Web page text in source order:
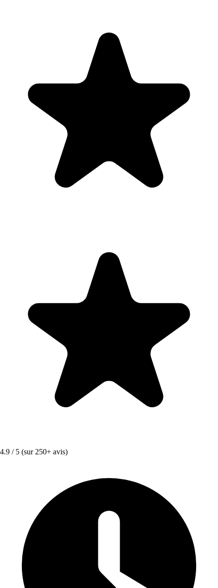
4.9 / 5 (sur 250+ avis)